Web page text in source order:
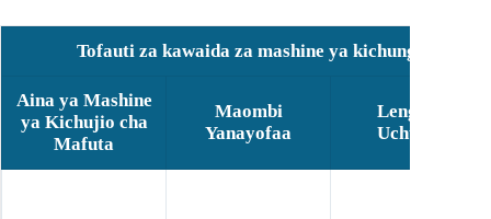
Tofauti za kawaida za mashine ya kichungi cha
Aina ya Mashine
ya Kichujio cha
Mafuta
Maombi
Yanayofaa
Lengo la
Uchujaji